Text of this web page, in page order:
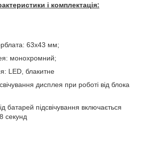
і комплектація:
63x43 мм;
монохромний;
LED, блакитне
дисплея при роботі від блока
батарей підсвічування включається
секунд